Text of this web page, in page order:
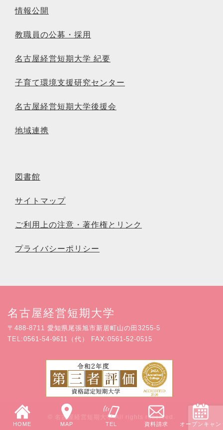
HOME MAP TEL 資料請求 オープンキャン
情報公開
教職員の公募・採用
名古屋経営短期大学 紀要
子育て環境支援研究センター
名古屋経営短期大学後援会
地域連携
図書館
サイトマップ
ご利用上の注意・著作権とリンク
プライバシーポリシー
名古屋経営短期大学
〒488-8711 愛知県尾張旭市新居町山の田3255-5
TEL:0561-54-9611（代） FAX:0561-52-0515
© 名古屋経営短期大学 All rights reserved.